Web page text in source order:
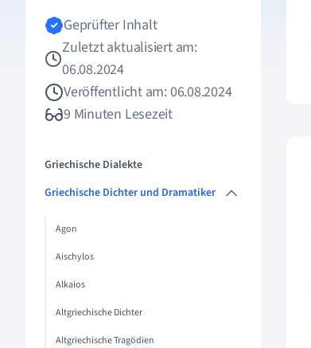
Geprüfter Inhalt
Zuletzt aktualisiert am:
06.08.2024
Veröffentlicht am: 06.08.2024
9 Minuten Lesezeit
Griechische Dialekte
Griechische Dichter und Dramatiker
Agon
Aischylos
Alkaios
Altgriechische Dichter
Altgriechische Tragödien